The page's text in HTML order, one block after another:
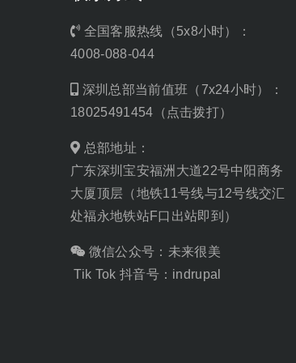
全国客服热线（5x8小时）：
4008-088-044
深圳总部当前值班（7x24小时）：
18025491454（点击拨打）
总部地址：
广东深圳宝安福洲大道22号中阳商务
大厦顶层（地铁11号线与12号线交汇
处福永地铁站F口出站即到）
微信公众号：未来很美
Tik Tok 抖音号：indrupal